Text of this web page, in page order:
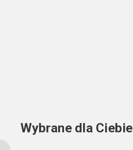
Wybrane dla Ciebie